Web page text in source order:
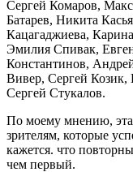
Сергей Комаров,
Батарев, Никита
Кацагаджиева,
Эмилия Спивак,
Константинов,
Вивер, Сергей
Сергей Стукалов.
По моему мнению, эта
зрителям, которые
кажется. что
чем первый.